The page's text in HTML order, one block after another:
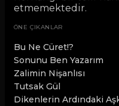
etmemektedir.
ÖNE ÇIKANLAR
Bu Ne Cüret!?
Sonunu Ben Yazarım
Zalimin Nişanlısı
Tutsak Gül
Dikenlerin Ardındaki